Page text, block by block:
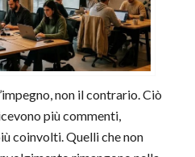
non il contrario. Ciò
più commenti,
coinvolti. Quelli che non